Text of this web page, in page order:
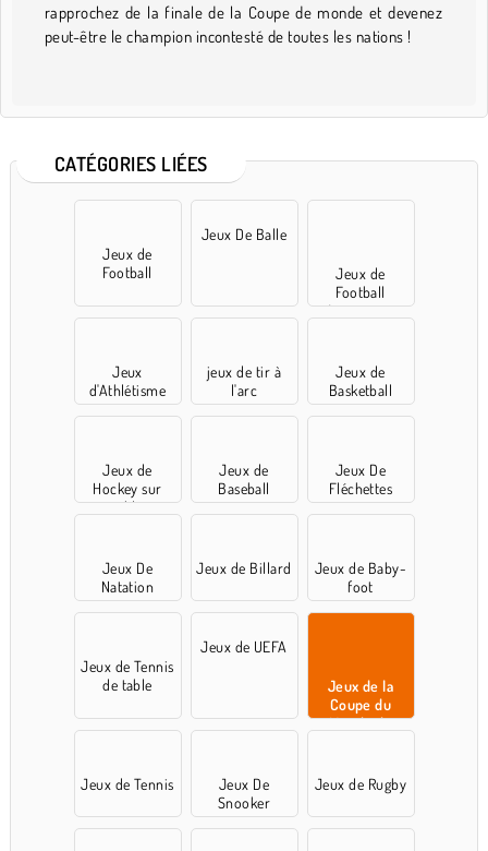
rapprochez de la finale de la Coupe de monde et devenez
peut-être le champion incontesté de toutes les nations !
CATÉGORIES LIÉES
Jeux de
Football
Jeux De Balle
Jeux de
Football
Américains
Jeux
d'Athlétisme
jeux de tir à
l'arc
Jeux de
Basketball
Jeux de
Hockey sur
table
Jeux de
Baseball
Jeux De
Fléchettes
Jeux De
Natation
Jeux de Billard
Jeux de Baby-
foot
Jeux de Tennis
de table
Jeux de UEFA
Jeux de la
Coupe du
Monde de
Jeux de Tennis
Jeux De
Snooker
Jeux de Rugby